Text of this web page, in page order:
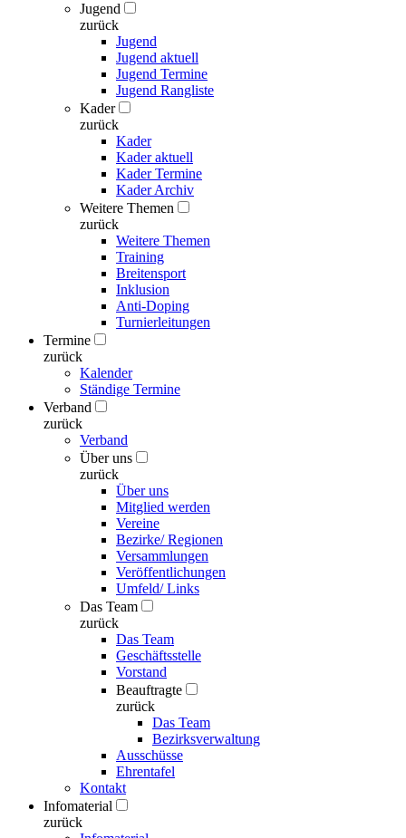
Jugend
zurück
Jugend
Jugend aktuell
Jugend Termine
Jugend Rangliste
Kader
zurück
Kader
Kader aktuell
Kader Termine
Kader Archiv
Weitere Themen
zurück
Weitere Themen
Training
Breitensport
Inklusion
Anti-Doping
Turnierleitungen
Termine
zurück
Kalender
Ständige Termine
Verband
zurück
Verband
Über uns
zurück
Über uns
Mitglied werden
Vereine
Bezirke/ Regionen
Versammlungen
Veröffentlichungen
Umfeld/ Links
Das Team
zurück
Das Team
Geschäftsstelle
Vorstand
Beauftragte
zurück
Das Team
Bezirksverwaltung
Ausschüsse
Ehrentafel
Kontakt
Infomaterial
zurück